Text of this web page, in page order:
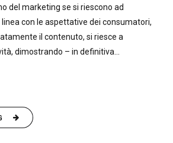
del marketing se si riescono ad
con le aspettative dei consumatori,
il contenuto, si riesce a
dimostrando – in definitiva...